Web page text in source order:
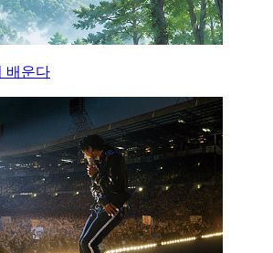
배운다